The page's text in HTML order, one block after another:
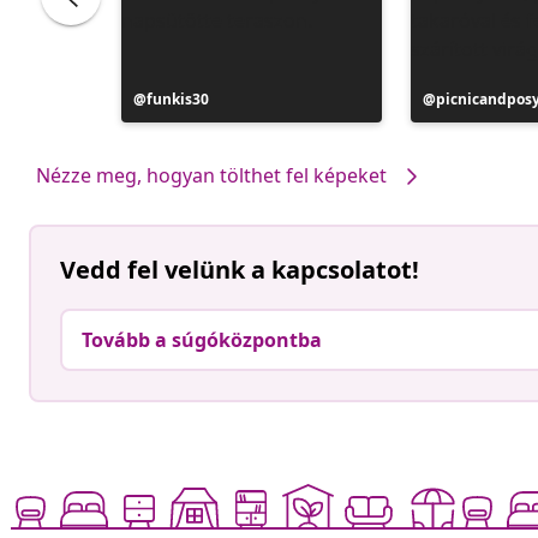
Bejegyzés
közzétevője
funkis30
Bejegyzés
közzétevője
Nézze meg, hogyan tölthet fel képeket
Vedd fel velünk a kapcsolatot!
Tovább a súgóközpontba